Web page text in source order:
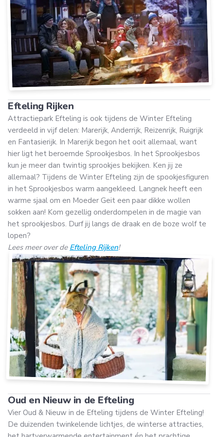
Efteling Rijken
Attractiepark Efteling is ook tijdens de Winter Efteling
verdeeld in vijf delen: Marerijk, Anderrijk, Reizenrijk, Ruigrijk
en Fantasierijk. In Marerijk begon het ooit allemaal, want
hier ligt het beroemde Sprookjesbos. In het Sprookjesbos
kun je meer dan twintig sprookjes bekijken. Ken jij ze
allemaal? Tijdens de Winter Efteling zijn de spookjesfiguren
in het Sprookjesbos warm aangekleed. Langnek heeft een
warme sjaal om en Moeder Geit een paar dikke wollen
sokken aan! Kom gezellig onderdompelen in de magie van
het sprookjesbos. Durf jij langs de draak en de boze wolf te
lopen?
Lees meer over de Efteling Rijken!
Oud en Nieuw in de Efteling
Vier Oud & Nieuw in de Efteling tijdens de Winter Efteling!
De duizenden twinkelende lichtjes, de winterse attracties,